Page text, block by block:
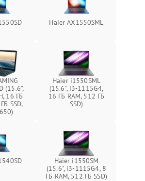
Haier AX1550SML
(15.6",
16 ГБ
SSD,
Haier i1550SML
(15.6", i3-1115G4,
16 ГБ RAM, 512 ГБ
SSD)
Haier i1550SM
(15.6", i3-1115G4, 8
ГБ RAM, 512 ГБ SSD)